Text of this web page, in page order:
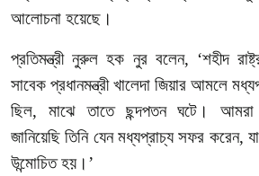
আলোচনা হয়েছে।
প্রতিমন্ত্রী নুরুল হক নুর বলেন, ‘শহীদ
সাবেক প্রধানমন্ত্রী খালেদা জিয়ার আমলে
ছিল, মাঝে তাতে ছন্দপতন ঘটে। আমরা
জানিয়েছি তিনি যেন মধ্যপ্রাচ্য সফর করেন,
উন্মোচিত হয়। ’